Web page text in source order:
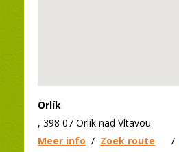
Orlík
, 398 07 Orlík nad Vltavou
Meer info / Zoek route /